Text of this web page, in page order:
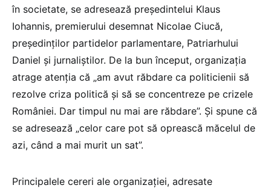
în societate, se adresează președintelui Klaus
Iohannis, premierului desemnat Nicolae Ciucă,
președinților partidelor parlamentare, Patriarhului
Daniel și jurnaliștilor. De la bun început, organizația
atrage atenția că „am avut răbdare ca politicienii să
rezolve criza politică și să se concentreze pe crizele
României. Dar timpul nu mai are răbdare”. Și spune că
se adresează „celor care pot să oprească măcelul de
azi, când a mai murit un sat”.
Principalele cereri ale organizației, adresate